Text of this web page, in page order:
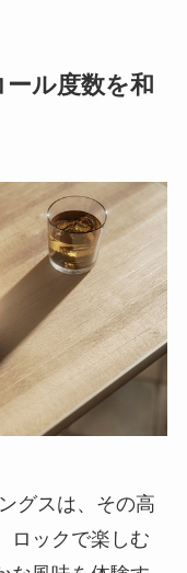
ル度数を和
グスは、その高
ロックで楽しむ